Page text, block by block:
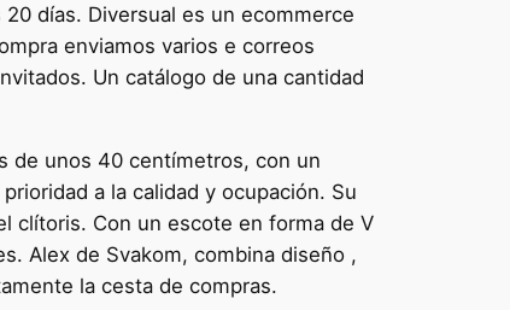
días. Diversual es un ecommerce
enviamos varios e correos
Un catálogo de una cantidad
de unos 40 centímetros, con un
a la calidad y ocupación. Su
clítoris. Con un escote en forma de V
Alex de Svakom, combina diseño ,
la cesta de compras.